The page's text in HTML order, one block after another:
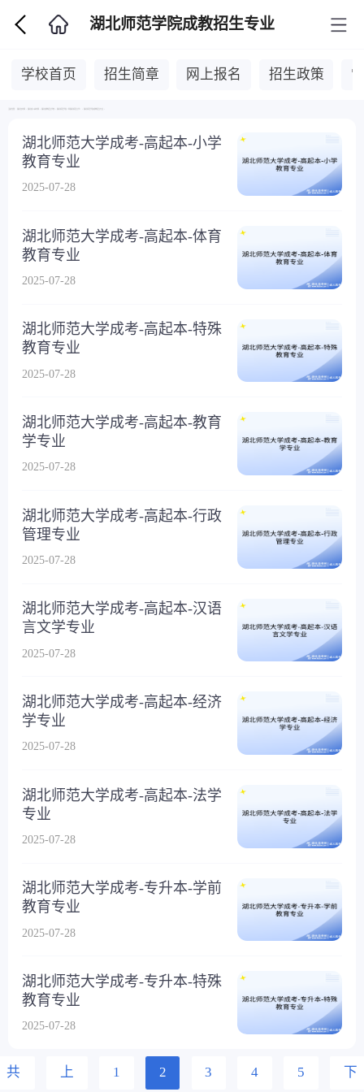
湖北师范学院成教招生专业
学校首页 招生简章 网上报名 招生政策
湖北师范大学成考-高起本-小学
教育专业
2025-07-28
湖北师范大学成考-高起本-体育
教育专业
2025-07-28
湖北师范大学成考-高起本-特殊
教育专业
2025-07-28
湖北师范大学成考-高起本-教育
学专业
2025-07-28
湖北师范大学成考-高起本-行政
管理专业
2025-07-28
湖北师范大学成考-高起本-汉语
言文学专业
2025-07-28
湖北师范大学成考-高起本-经济
学专业
2025-07-28
湖北师范大学成考-高起本-法学
专业
2025-07-28
湖北师范大学成考-专升本-学前
教育专业
2025-07-28
湖北师范大学成考-专升本-特殊
教育专业
2025-07-28
共 上 1 2 3 4 5 下